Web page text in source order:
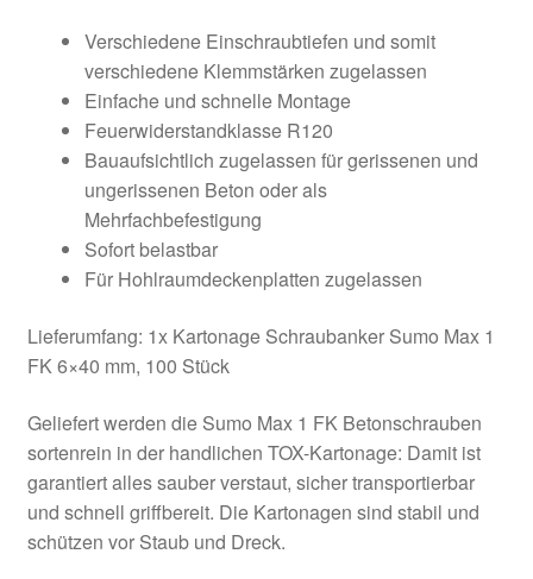
Verschiedene Einschraubtiefen und somit
verschiedene Klemmstärken zugelassen
Einfache und schnelle Montage
Feuerwiderstandklasse R120
Bauaufsichtlich zugelassen für gerissenen und
ungerissenen Beton oder als
Mehrfachbefestigung
Sofort belastbar
Für Hohlraumdeckenplatten zugelassen
Lieferumfang: 1x Kartonage Schraubanker Sumo Max 1
FK 6×40 mm, 100 Stück
Geliefert werden die Sumo Max 1 FK Betonschrauben
sortenrein in der handlichen TOX-Kartonage: Damit ist
garantiert alles sauber verstaut, sicher transportierbar
und schnell griffbereit. Die Kartonagen sind stabil und
schützen vor Staub und Dreck.